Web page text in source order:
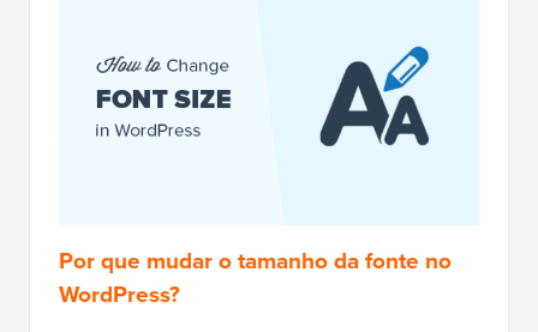
Por que mudar o tamanho da fonte no
WordPress?